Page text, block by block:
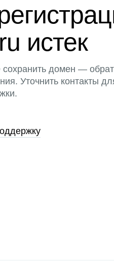
истек
домен —
Уточнить контакты